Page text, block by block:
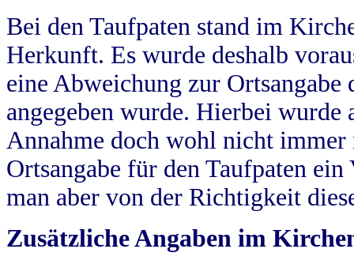
Bei den Taufpaten stand im
Herkunft. Es wurde deshalb
eine Abweichung zur
angegeben wurde. Hierbei wurde
Annahme doch wohl nicht
Ortsangabe für den Taufpaten
man aber von der Richtigkeit
Zusätzliche Angaben im